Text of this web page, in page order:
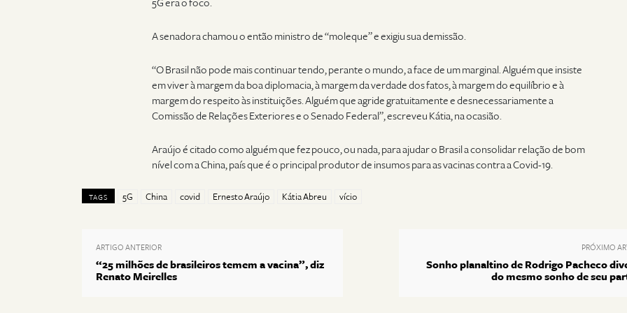
5G era o foco.
A senadora chamou o então ministro de “moleque” e exigiu sua demissão.
“O Brasil não pode mais continuar tendo, perante o mundo, a face de um marginal. Alguém que insiste
em viver à margem da boa diplomacia, à margem da verdade dos fatos, à margem do equilíbrio e à
margem do respeito às instituições. Alguém que agride gratuitamente e desnecessariamente a
Comissão de Relações Exteriores e o Senado Federal”, escreveu Kátia, na ocasião.
Araújo é citado como alguém que fez pouco, ou nada, para ajudar o Brasil a consolidar relação de bom
nível com a China, país que é o principal produtor de insumos para as vacinas contra a Covid-19.
TAGS 5G China covid Ernesto Araújo Kátia Abreu vício
ARTIGO ANTERIOR
“25 milhões de brasileiros temem a vacina”, diz
Renato Meirelles
PRÓXIMO
Sonho planaltino de Rodrigo Pacheco
do mesmo sonho de seu